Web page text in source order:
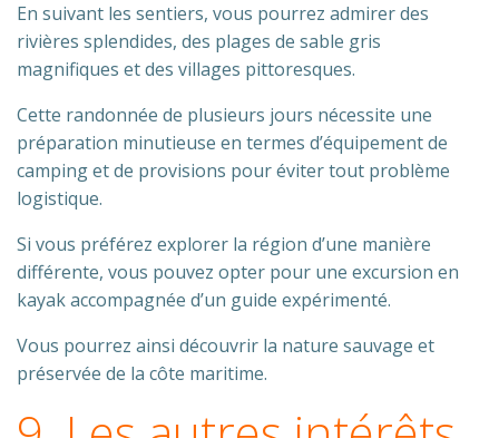
En suivant les sentiers, vous pourrez admirer des
rivières splendides, des plages de sable gris
magnifiques et des villages pittoresques.
Cette randonnée de plusieurs jours nécessite une
préparation minutieuse en termes d’équipement de
camping et de provisions pour éviter tout problème
logistique.
Si vous préférez explorer la région d’une manière
différente, vous pouvez opter pour une excursion en
kayak accompagnée d’un guide expérimenté.
Vous pourrez ainsi découvrir la nature sauvage et
préservée de la côte maritime.